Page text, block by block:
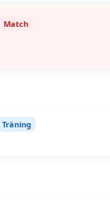
Match
Träning